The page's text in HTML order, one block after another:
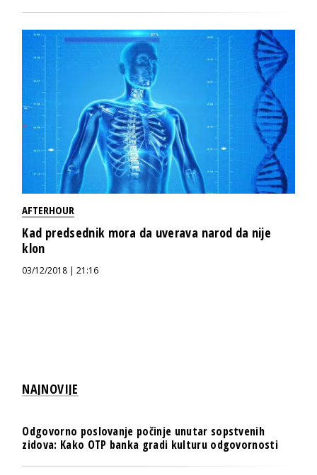
AFTERHOUR
Kad predsednik mora da uverava narod da nije
klon
03/12/2018 | 21:16
NAJNOVIJE
Odgovorno poslovanje počinje unutar sopstvenih
zidova: Kako OTP banka gradi kulturu odgovornosti